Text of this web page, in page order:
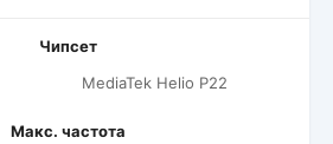
Чипсет
MediaTek Helio P22
Макс. частота